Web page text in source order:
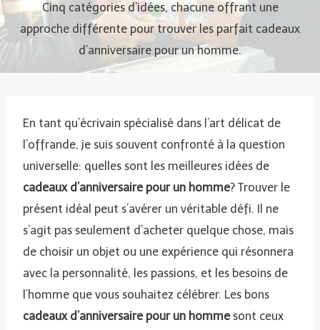
Cinq catégories d’idées, chacune offrant une
approche différente pour trouver les parfait cadeaux
d’anniversaire pour un homme.
En tant qu’écrivain spécialisé dans l’art délicat de
l’offrande, je suis souvent confronté à la question
universelle: quelles sont les meilleures idées de
cadeaux d’anniversaire pour un homme? Trouver le
présent idéal peut s’avérer un véritable défi. Il ne
s’agit pas seulement d’acheter quelque chose, mais
de choisir un objet ou une expérience qui résonnera
avec la personnalité, les passions, et les besoins de
l’homme que vous souhaitez célébrer. Les bons
cadeaux d’anniversaire pour un hommesont ceux